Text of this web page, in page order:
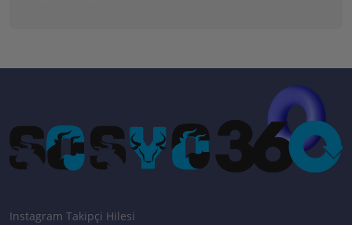
Instagram Takipçi Hilesi